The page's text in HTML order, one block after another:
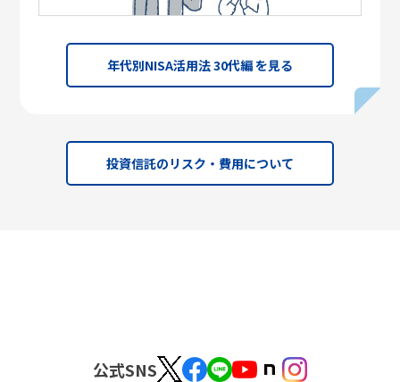
年代別NISA活用法 30代編 を見る
投資信託のリスク・費用について
公式SNS